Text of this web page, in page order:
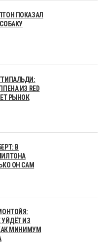
ПОКАЗАЛ
ИЗ RED
РЫНОК
В
ОН САМ
ИЗ
КАК МИНИМУМ